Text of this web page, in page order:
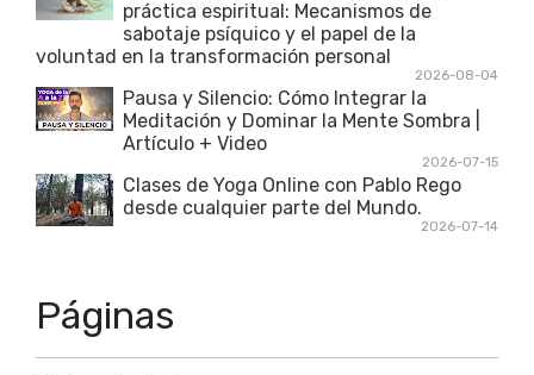
práctica espiritual: Mecanismos de
sabotaje psíquico y el papel de la
voluntad en la transformación personal
2026-08-04
Pausa y Silencio: Cómo Integrar la
Meditación y Dominar la Mente Sombra |
Artículo + Video
2026-07-15
Clases de Yoga Online con Pablo Rego
desde cualquier parte del Mundo.
2026-07-14
Páginas